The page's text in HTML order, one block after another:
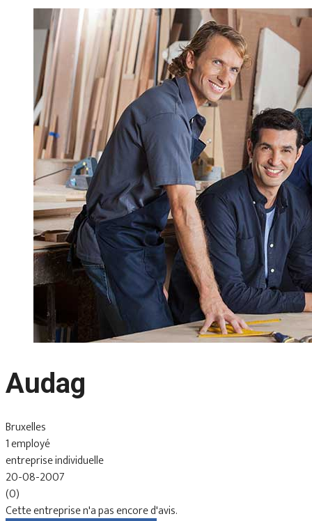
Audag
Bruxelles
1 employé
entreprise individuelle
20-08-2007
(0)
Cette entreprise n'a pas encore d'avis.